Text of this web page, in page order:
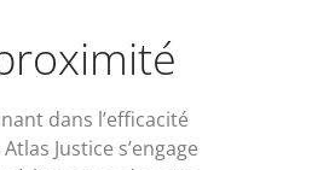
dans l’efficacité
Justice s’engage